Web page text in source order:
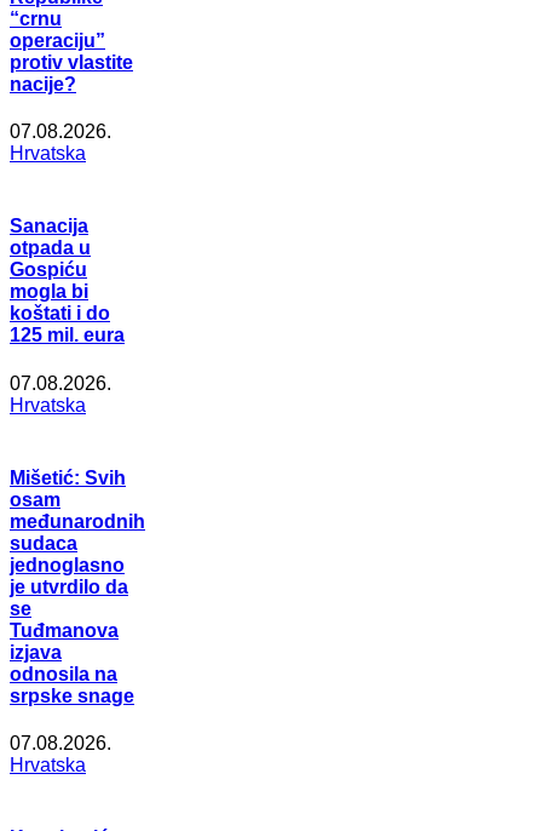
“crnu
operaciju”
protiv vlastite
nacije?
07.08.2026.
Hrvatska
Sanacija
otpada u
Gospiću
mogla bi
koštati i do
125 mil. eura
07.08.2026.
Hrvatska
Mišetić: Svih
osam
međunarodnih
sudaca
jednoglasno
je utvrdilo da
se
Tuđmanova
izjava
odnosila na
srpske snage
07.08.2026.
Hrvatska